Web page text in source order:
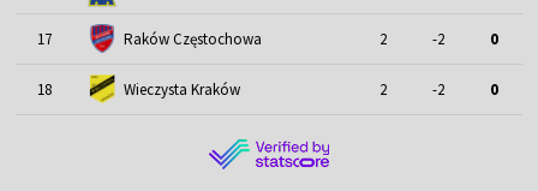
17 Raków Częstochowa 2 -2 0
18 Wieczysta Kraków 2 -2 0